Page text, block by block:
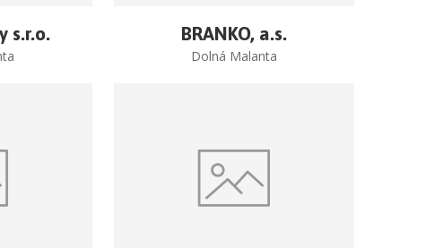
s.r.o. BRANKO, a.s.
Dolná Malanta